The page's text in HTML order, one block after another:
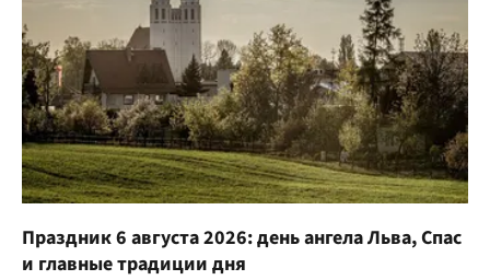
Праздник 6 августа 2026: день ангела Льва, Спас
и главные традиции дня